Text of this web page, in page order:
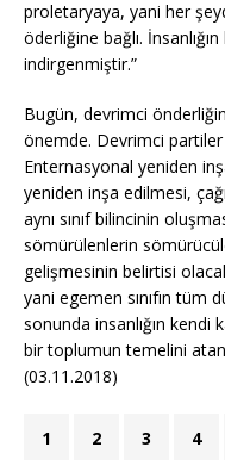
proletaryaya, yani her
öderliğine bağlı.
indirgenmiştir.”
Bugün, devrimci
önemde. Devrimci
Enternasyonal yeniden
yeniden inşa edilmesi,
aynı sınıf bilincinin
sömürülenlerin
gelişmesinin belirtisi
yani egemen sınıfın tüm
sonunda insanlığın kendi
bir toplumun temelini
(03.11.2018)
1 2 3 4